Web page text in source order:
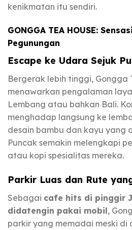
kenikmatan itu sendiri.
GONGGA TEA HOUSE:
Pegunungan
Escape ke Udara Sejuk
Bergerak lebih tinggi, Gongga
menawarkan pengalaman
Lembang atau bahkan Bali.
menghadap langsung ke
desain bambu dan kayu yang
Puncak semakin melengkapi
atau kopi spesialitas mereka.
Parkir Luas dan Rute
Sebagai cafe hits di pinggir
didatengin pakai mobil,
parkir yang memadai meski di